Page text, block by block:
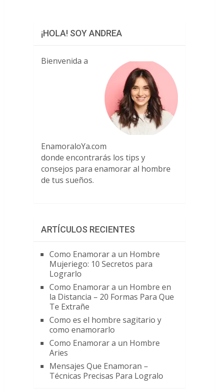
¡HOLA! SOY ANDREA
Bienvenida a
EnamoraloYa.com
donde encontrarás los tips y
consejos para enamorar al hombre
de tus sueños.
ARTÍCULOS RECIENTES
Como Enamorar a un Hombre
Mujeriego: 10 Secretos para
Lograrlo
Como Enamorar a un Hombre en
la Distancia – 20 Formas Para Que
Te Extrañe
Como es el hombre sagitario y
como enamorarlo
Como Enamorar a un Hombre
Aries
Mensajes Que Enamoran –
Técnicas Precisas Para Logralo